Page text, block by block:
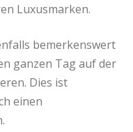
Luxusmarken.
bemerkenswert
ganzen Tag auf der
Dies ist
einen